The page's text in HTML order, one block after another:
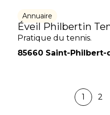
Annuaire
Éveil Philbertin
Pratique du tennis.
85660 Saint-Philbert-
1 2